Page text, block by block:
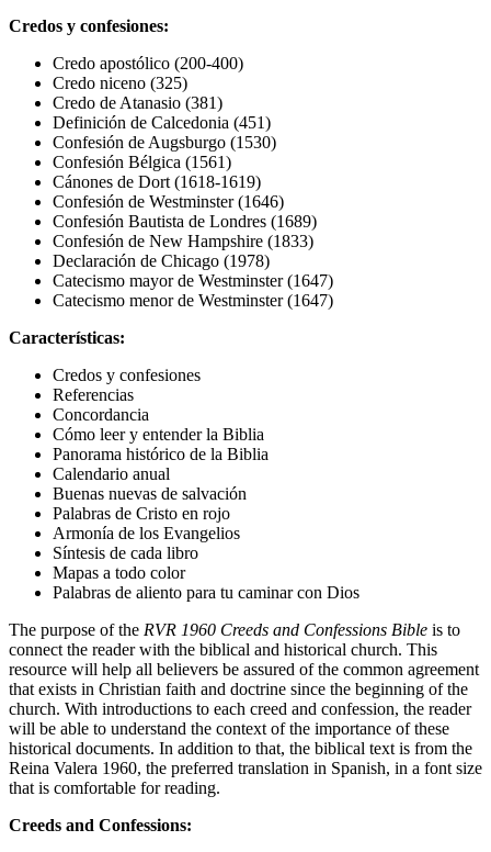
Credos y confesiones:
Credo apostólico (200-400)
Credo niceno (325)
Credo de Atanasio (381)
Definición de Calcedonia (451)
Confesión de Augsburgo (1530)
Confesión Bélgica (1561)
Cánones de Dort (1618-1619)
Confesión de Westminster (1646)
Confesión Bautista de Londres (1689)
Confesión de New Hampshire (1833)
Declaración de Chicago (1978)
Catecismo mayor de Westminster (1647)
Catecismo menor de Westminster (1647)
Características:
Credos y confesiones
Referencias
Concordancia
Cómo leer y entender la Biblia
Panorama histórico de la Biblia
Calendario anual
Buenas nuevas de salvación
Palabras de Cristo en rojo
Armonía de los Evangelios
Síntesis de cada libro
Mapas a todo color
Palabras de aliento para tu caminar con Dios
The purpose of the RVR 1960 Creeds and Confessions Bible is to
connect the reader with the biblical and historical church. This
resource will help all believers be assured of the common agreement
that exists in Christian faith and doctrine since the beginning of the
church. With introductions to each creed and confession, the reader
will be able to understand the context of the importance of these
historical documents. In addition to that, the biblical text is from the
Reina Valera 1960, the preferred translation in Spanish, in a font size
that is comfortable for reading.
Creeds and Confessions: